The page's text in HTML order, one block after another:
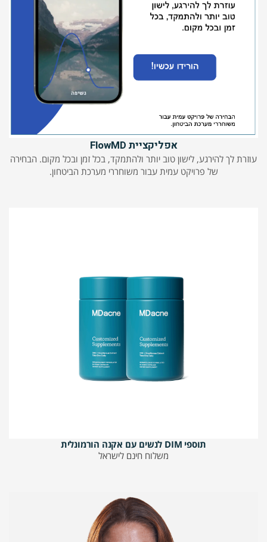
אפליקציית FlowMD
עוזרת לך להירגע, לישון טוב יותר ולהתמקד, בכל זמן ובכל מקום. הבחירה
של פרויקט עמית עבור משוחררי מערכת הביטחון.
תוספי DIM לנשים עם אקנה הורמונלית
משלוח חינם לישראל